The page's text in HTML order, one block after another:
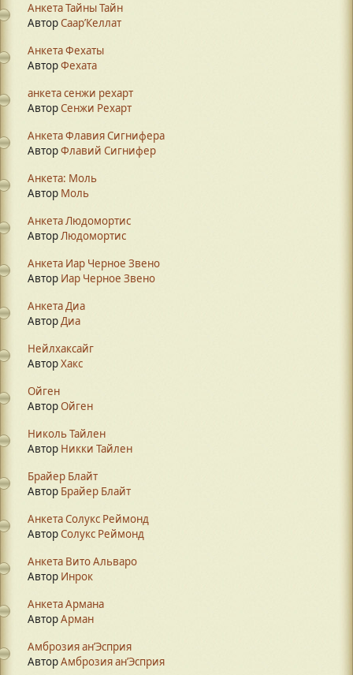
Анкета Тайны Тайн
АвторСаар’Келлат
Анкета Фехаты
АвторФехата
анкета сенжи рехарт
АвторСенжи Рехарт
Анкета Флавия Сигнифера
АвторФлавий Сигнифер
Анкета: Моль
Автор Моль
Анкета Людомортис
АвторЛюдомортис
Анкета Иар Черное Звено
Автор Иар Черное Звено
Анкета Диа
АвторДиа
Нейлхаксайг
АвторХакс
Ойген
АвторОйген
Николь Тайлен
Автор Никки Тайлен
Брайер Блайт
Автор Брайер Блайт
Анкета Солукс Реймонд
АвторСолукс Реймонд
Анкета Вито Альваро
Автор Инрок
Анкета Армана
АвторАрман
Амброзия ан’Эсприя
АвторАмброзия ан’Эсприя